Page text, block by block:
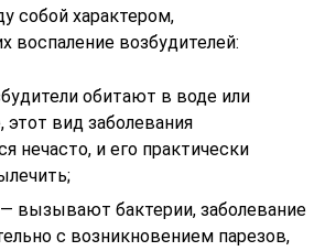
собой характером,
воспаление возбудителей:
обитают в воде или
этот вид заболевания
нечасто, и его практически
вызывают бактерии, заболевание
с возникновением парезов,